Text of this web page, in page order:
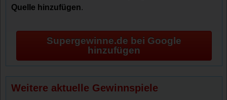
Quelle hinzufügen.
Supergewinne.de bei Google
hinzufügen
Weitere aktuelle Gewinnspiele